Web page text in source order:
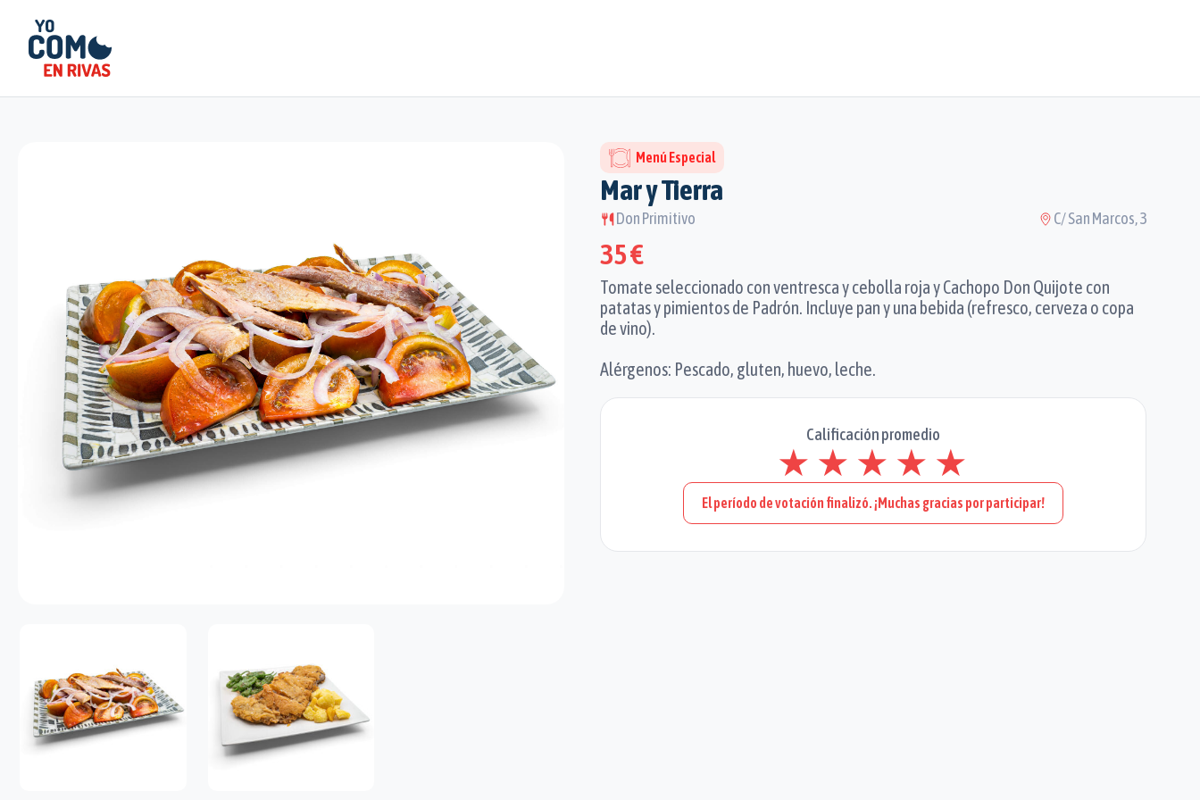
Menú Especial
Mar y Tierra
Don Primitivo C/ San Marcos, 3
35 €
Tomate seleccionado con ventresca y cebolla roja y Cachopo Don Quijote con
patatas y pimientos de Padrón. Incluye pan y una bebida (refresco, cerveza o copa
de vino).
Alérgenos: Pescado, gluten, huevo, leche.
Calificación promedio
★ ★ ★ ★ ★
El período de votación finalizó. ¡Muchas gracias por participar!